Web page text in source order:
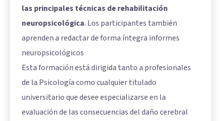
las principales técnicas de rehabilitación
neuropsicológica. Los participantes también
aprenden a redactar de forma íntegra informes
neuropsicológicos
Esta formación está dirigida tanto a profesionales
de la Psicología como cualquier titulado
universitario que desee especializarse en la
evaluación de las consecuencias del daño cerebral